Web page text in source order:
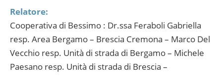
Relatore:
Cooperativa di Bessimo : Dr.ssa Feraboli Gabriella
resp. Area Bergamo – Brescia Cremona – Marco Del
Vecchio resp. Unità di strada di Bergamo – Michele
Paesano resp. Unità di strada di Brescia –